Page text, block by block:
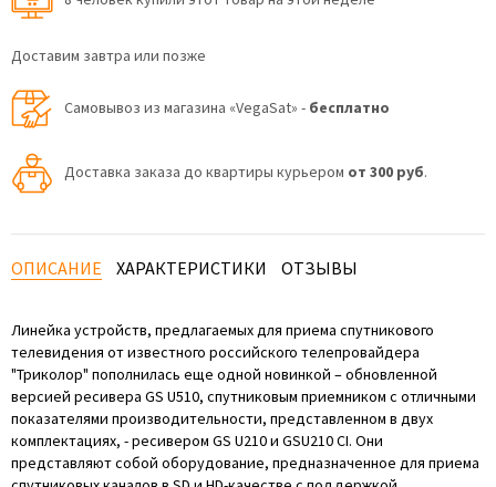
Доставим завтра или позже
Самовывоз из магазина «VegaSat» - бесплатно
Доставка заказа до квартиры курьером от 300 руб.
ОПИСАНИЕ ХАРАКТЕРИСТИКИ ОТЗЫВЫ
Линейка устройств, предлагаемых для приема спутникового
телевидения от известного российского телепровайдера
"Триколор" пополнилась еще одной новинкой – обновленной
версией ресивера GS U510, спутниковым приемником с отличными
показателями производительности, представленном в двух
комплектациях, - ресивером GS U210и GSU210 CI. Они
представляют собой оборудование, предназначенное для приема